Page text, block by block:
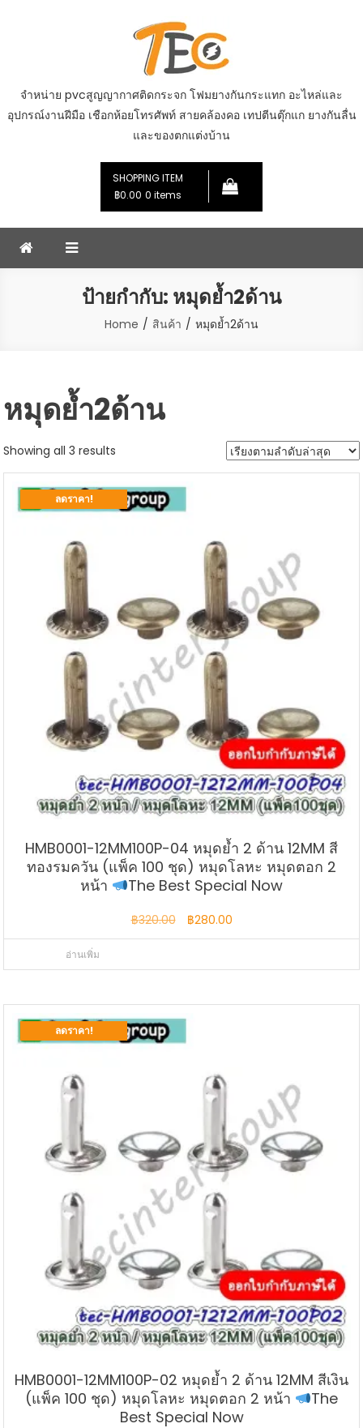
จำหน่าย pvcสูญญากาศติดกระจก โฟมยางกันกระแทก อะไหล่และ
อุปกรณ์งานฝีมือ เชือกห้อยโทรศัพท์ สายคล้องคอ เทปตีนตุ๊กแก ยางกันลื่น
และของตกแต่งบ้าน
SHOPPING ITEM
฿0.00 0 items
ป้ายกำกับ: หมุดย้ำ2ด้าน
Home สินค้า หมุดย้ำ2ด้าน
หมุดย้ำ2ด้าน
Showing all 3 results
by
latest
ลดราคา!
HMB0001-12MM100P-04 หมุดย้ำ 2 ด้าน 12MM สี
ทองรมควัน (แพ็ค 100 ชุด) หมุดโลหะ หมุดตอก 2
หน้า
The Best Special Now
฿320.00
Original
price
฿280.00Current
price
อ่านเพิ่ม
ลดราคา!
HMB0001-12MM100P-02 หมุดย้ำ 2 ด้าน 12MM สีเงิน
(แพ็ค 100 ชุด) หมุดโลหะ หมุดตอก 2 หน้า
The
Best Special Now